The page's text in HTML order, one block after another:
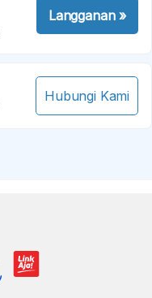
Langganan»
Hubungi Kami